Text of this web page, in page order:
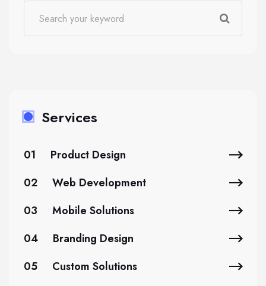
Services
01
Product Design
02
Web Development
03
Mobile Solutions
04
Branding Design
05
Custom Solutions